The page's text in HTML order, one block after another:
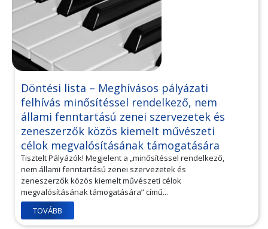
Döntési lista – Meghívásos pályázati
felhívás minősítéssel rendelkező, nem
állami fenntartású zenei szervezetek és
zeneszerzők közös kiemelt művészeti
célok megvalósításának támogatására
Tisztelt Pályázók! Megjelent a „minősítéssel rendelkező,
nem állami fenntartású zenei szervezetek és
zeneszerzők közös kiemelt művészeti célok
megvalósításának támogatására” című...
TOVÁBB